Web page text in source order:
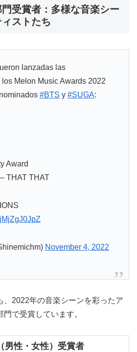
受賞者：多様な音楽シー
ストたち
lanzadas las
Melon Music Awards 2022
#BTS y #SUGA:
Award
THAT THAT
November 4, 2022
、2022年の音楽シーンを彩ったア
で受賞しています。
男性・女性）受賞者